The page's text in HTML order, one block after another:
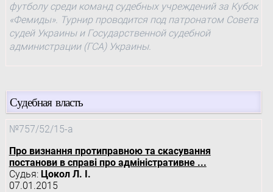
футболу среди команд судебных учреждений за Кубок
«Фемиды». Турнир проводится под патронатом Совета
судей Украины и Государственной судебной
администрации (ГСА) Украины.
Судебная власть
№757/52/15-а
Про визнання протиправною та скасування
постанови в справі про адміністративне ...
Судья: Цокол Л. І.
07.01.2015